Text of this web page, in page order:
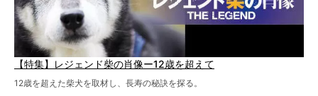
【特集】レジェンド柴の肖像ー12歳を超えて
12歳を超えた柴犬を取材し、長寿の秘訣を探る。